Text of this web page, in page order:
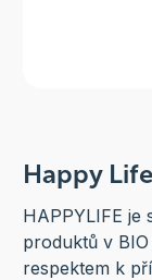
Happy
HAPPYLIFE
produktů v
respektem k